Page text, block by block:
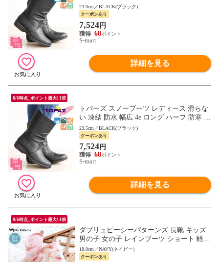
滑 軽量 レインブーツ 履きやすい topaz 465
5
23.0cm／BLACK(ブラック)
クーポンあり
7,524円
68
S-mart
詳細を見る
8/6時点_ポイント最大11倍
トパーズ スノーブーツ レディース 滑らな
い 凍結 防水 幅広 4e ロング ハーフ 防寒 防
滑 軽量 レインブーツ 履きやすい topaz 465
5
23.5cm／BLACK(ブラック)
クーポンあり
7,524円
68
S-mart
詳細を見る
8/6時点_ポイント最大11倍
ダブリュピーシーパターンズ 長靴 キッズ
男の子 女の子 レインブーツ ショート 軽い
かわいい ピンク Wpc. Patterns 5914
18.0cm／NAVY(ネイビー)
クーポンあり